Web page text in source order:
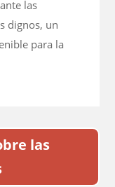
las
dignos, un
para la
las